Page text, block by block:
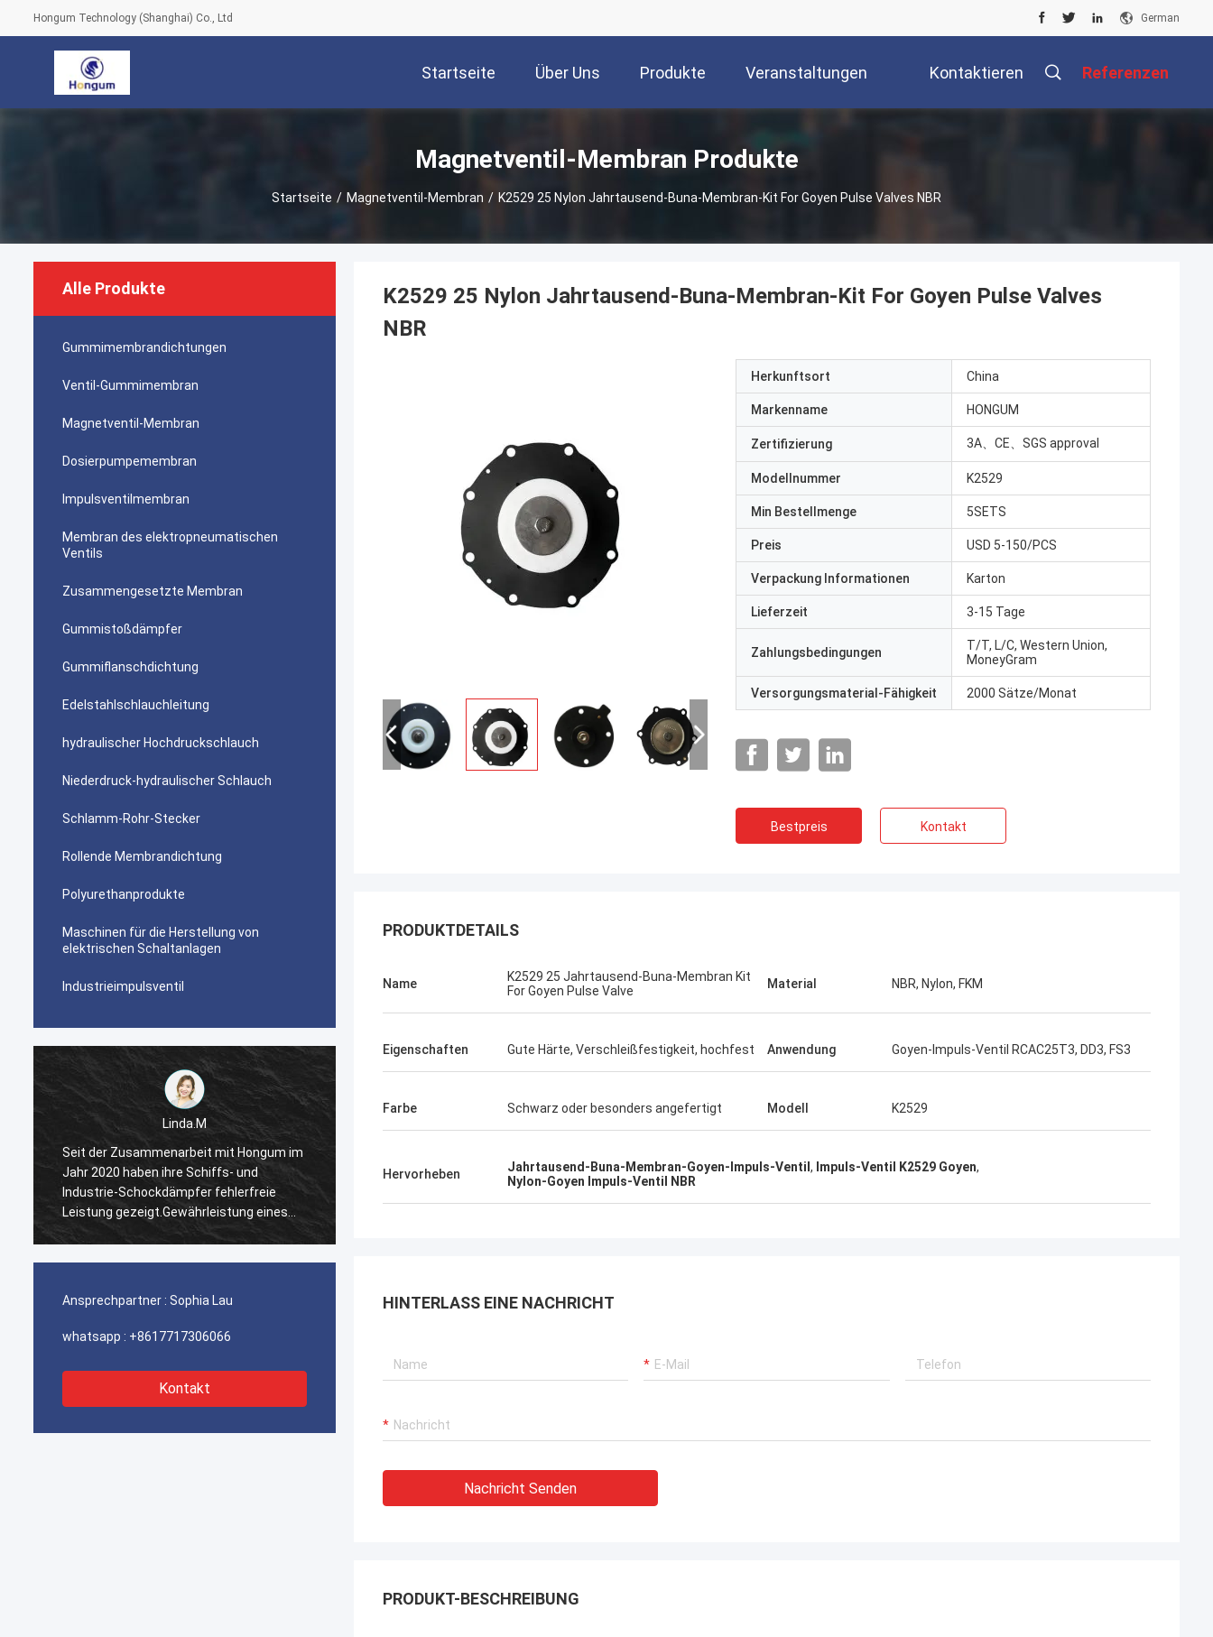
Hongum Technology (Shanghai) Co., Ltd German
Startseite Über Uns Produkte Veranstaltungen Kontaktieren Referenzen
Magnetventil-Membran Produkte
Startseite / Magnetventil-Membran / K2529 25 Nylon Jahrtausend-Buna-Membran-Kit For Goyen Pulse Valves NBR
Alle Produkte
Gummimembrandichtungen
Ventil-Gummimembran
Magnetventil-Membran
Dosierpumpemembran
Impulsventilmembran
Membran des elektropneumatischen
Ventils
Zusammengesetzte Membran
Gummistoßdämpfer
Gummiflanschdichtung
Edelstahlschlauchleitung
hydraulischer Hochdruckschlauch
Niederdruck-hydraulischer Schlauch
Schlamm-Rohr-Stecker
Rollende Membrandichtung
Polyurethanprodukte
Maschinen für die Herstellung von
elektrischen Schaltanlagen
Industrieimpulsventil
Linda.M
Seit der Zusammenarbeit mit Hongum im
Jahr 2020 haben ihre Schiffs- und
Industrie-Schockdämpfer fehlerfreie
Leistung gezeigt.Gewährleistung eines
ununterbrochenen Betriebs unserer
Jahr 2020 haben ihre Schiffs- und
Industrie-Schockdämpfer fehlerfreie
Ansprechpartner : Sophia Lau
whatsapp : +8617717306066
Kontakt
K2529 25 Nylon Jahrtausend-Buna-Membran-Kit For Goyen Pulse Valves
NBR
Herkunftsort China
Markenname HONGUM
Zertifizierung 3A、CE、SGS approval
Modellnummer K2529
Min Bestellmenge 5SETS
Preis USD 5-150/PCS
Verpackung Informationen Karton
Lieferzeit 3-15 Tage
Zahlungsbedingungen
T/T, L/C, Western Union,
MoneyGram
Versorgungsmaterial-Fähigkeit 2000 Sätze/Monat
Bestpreis Kontakt
PRODUKTDETAILS
Name
K2529 25 Jahrtausend-Buna-Membran Kit
For Goyen Pulse Valve
Material NBR, Nylon, FKM
Eigenschaften Gute Härte, Verschleißfestigkeit, hochfest Anwendung Goyen-Impuls-Ventil RCAC25T3, DD3, FS3
Farbe Schwarz oder besonders angefertigt Modell K2529
Hervorheben Jahrtausend-Buna-Membran-Goyen-Impuls-Ventil , Impuls-Ventil K2529 Goyen,
Nylon-Goyen Impuls-Ventil NBR
HINTERLASS EINE NACHRICHT
Nachricht Senden
PRODUKT-BESCHREIBUNG